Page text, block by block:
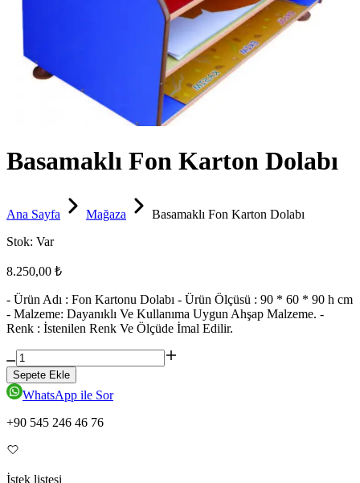
Basamaklı Fon Karton Dolabı
Ana Sayfa Mağaza
Basamaklı Fon Karton Dolabı
Stok: Var
8.250,00 ₺
- Ürün Adı : Fon Kartonu Dolabı - Ürün Ölçüsü : 90 * 60 * 90 h cm
- Malzeme: Dayanıklı Ve Kullanıma Uygun Ahşap Malzeme. -
Renk : İstenilen Renk Ve Ölçüde İmal Edilir.
Sepete Ekle
WhatsApp ile Sor
+90 545 246 46 76
İstek listesi